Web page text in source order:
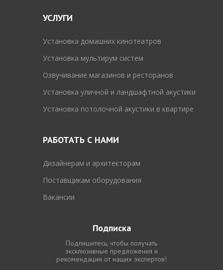
УСЛУГИ
Установка домашних кинотеатров
Установка мультирум систем
Озвучивание магазинов и ресторанов
Установка уличной и ландшафтной акустики
Установка потолочной акустики в квартире
РАБОТАТЬ С НАМИ
Дизайнерам и архитекторам
Поставщикам оборудования
Вакансии
Подписка
Подпишитесь, чтобы получать
эксклюзивные предложения и
рекомендации от наших экспертов!